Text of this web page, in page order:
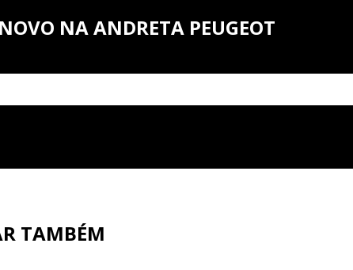
NA ANDRETA PEUGEOT
TAMBÉM